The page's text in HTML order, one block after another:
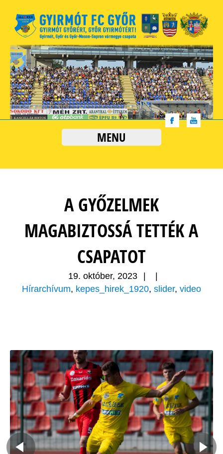
MENU
A GYŐZELMEK
MAGABIZTOSSÁ TETTÉK A
CSAPATOT
19. október, 2023
Hírarchívum, kepes_hirek_1920, slider, video